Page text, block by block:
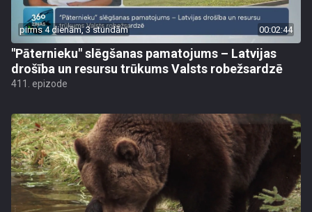
pirms 4 dienām, 3 stundām 00:02:44
"Pāternieku" slēgšanas pamatojums – Latvijas
drošība un resursu trūkums Valsts robežsardzē
411. epizode